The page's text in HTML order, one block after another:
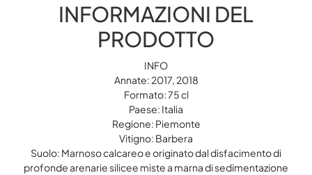
INFORMAZIONI DEL
PRODOTTO
INFO
Annate: 2017, 2018
Formato: 75 cl
Paese: Italia
Regione: Piemonte
Vitigno: Barbera
Suolo: Marnoso calcareo e originato dal disfacimento di
profonde arenarie silicee miste a marna di sedimentazione